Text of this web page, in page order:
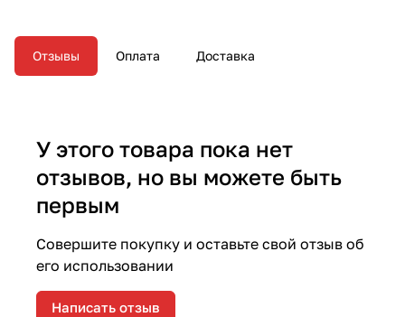
Отзывы Оплата Доставка
У этого товара пока нет
отзывов, но вы можете быть
первым
Совершите покупку и оставьте свой отзыв об
его использовании
Написать отзыв